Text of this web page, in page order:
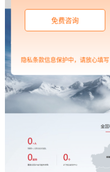
免费咨询
隐私条款信息保护中，请放心填写